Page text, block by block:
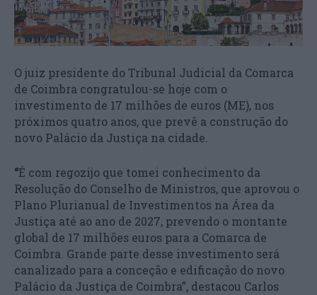
O juiz presidente do Tribunal Judicial da Comarca
de Coimbra congratulou-se hoje com o
investimento de 17 milhões de euros (ME), nos
próximos quatro anos, que prevê a construção do
novo Palácio da Justiça na cidade.
“É com regozijo que tomei conhecimento da
Resolução do Conselho de Ministros, que aprovou o
Plano Plurianual de Investimentos na Área da
Justiça até ao ano de 2027, prevendo o montante
global de 17 milhões euros para a Comarca de
Coimbra. Grande parte desse investimento será
canalizado para a conceção e edificação do novo
Palácio da Justiça de Coimbra”, destacou Carlos